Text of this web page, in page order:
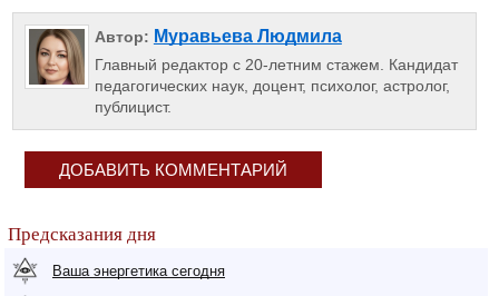
Автор: Муравьева Людмила
Главный редактор с 20-летним стажем. Кандидат
педагогических наук, доцент, психолог, астролог,
публицист.
ДОБАВИТЬ КОММЕНТАРИЙ
Предсказания дня
Ваша энергетика сегодня